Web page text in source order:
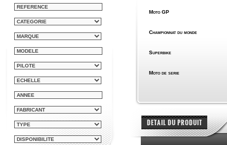
Moto GP
Championnat du monde
Superbike
Moto de serie
DETAIL DU PRODUIT